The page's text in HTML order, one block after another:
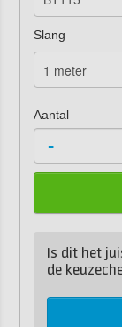
Slang
Aantal
-
Is dit het
de